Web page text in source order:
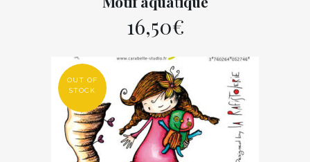
16,50€
OUT OF
STOCK